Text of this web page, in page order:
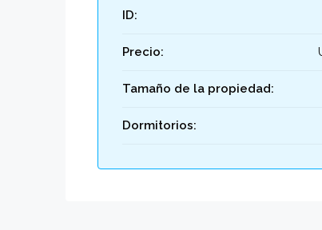
ID:
Precio:
Tamaño de la propiedad:
Dormitorios: